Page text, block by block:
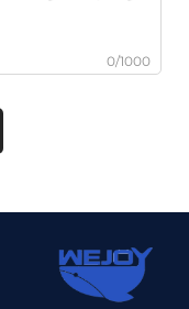
0/1000